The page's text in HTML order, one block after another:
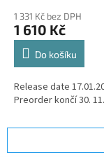
1 331 Kč bez DPH
1 610 Kč
Do košíku
Release date
Preorder končí 30.